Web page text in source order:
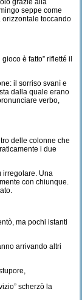
grazie alla
seppe come
toccando
è fatto” rifletté il
il sorriso svanì e
dalla quale erano
verbo,
delle colonne che
i due
irregolare. Una
con chiunque.
ma pochi istanti
arrivando altri
scherzò la